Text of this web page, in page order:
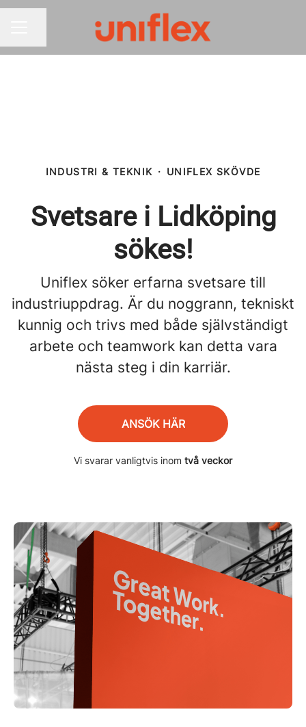
INDUSTRI & TEKNIK · UNIFLEX SKÖVDE
Svetsare i Lidköping
sökes!
Uniflex söker erfarna svetsare till
industriuppdrag. Är du noggrann, tekniskt
kunnig och trivs med både självständigt
arbete och teamwork kan detta vara
nästa steg i din karriär.
ANSÖK HÄR
Vi svarar vanligtvis inom två veckor